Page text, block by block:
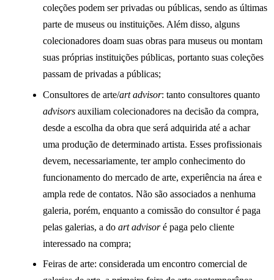
coleções podem ser privadas ou públicas, sendo as últimas
parte de museus ou instituições. Além disso, alguns
colecionadores doam suas obras para museus ou montam
suas próprias instituições públicas, portanto suas coleções
passam de privadas a públicas;
Consultores de arte/art advisor: tanto consultores quanto
advisorsauxiliam colecionadores na decisão da compra,
desde a escolha da obra que será adquirida até a achar
uma produção de determinado artista. Esses profissionais
devem, necessariamente, ter amplo conhecimento do
funcionamento do mercado de arte, experiência na área e
ampla rede de contatos. Não são associados a nenhuma
galeria, porém, enquanto a comissão do consultor é paga
pelas galerias, a doart advisoré paga pelo cliente
interessado na compra;
Feiras de arte: considerada um encontro comercial de